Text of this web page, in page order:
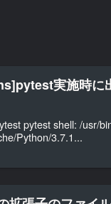
実施時
pytest shell: /usr/
Python/3.7.1...